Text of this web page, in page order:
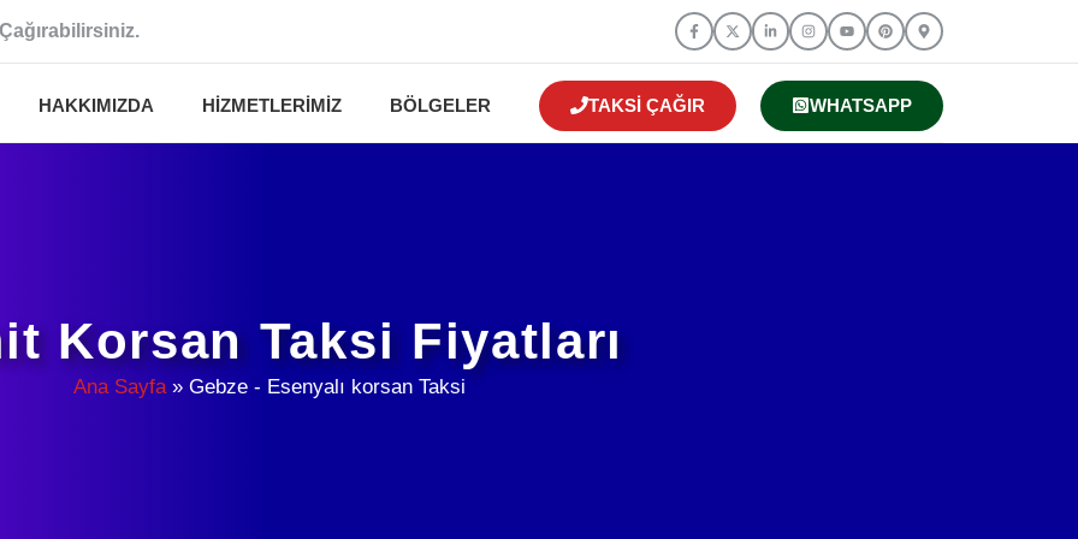
HAKKIMIZDA HIZMETLERIMIZ BÖLGELER TAKSI ÇAĞIR WHATSAPP
Korsan Taksi Fiyatları
Ana Sayfa» Gebze - Esenyalı korsan Taksi